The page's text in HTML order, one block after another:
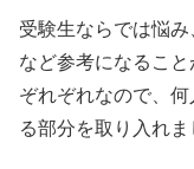
受験生ならでは悩
など参考になるこ
ぞれぞれなので、
る部分を取り入れま